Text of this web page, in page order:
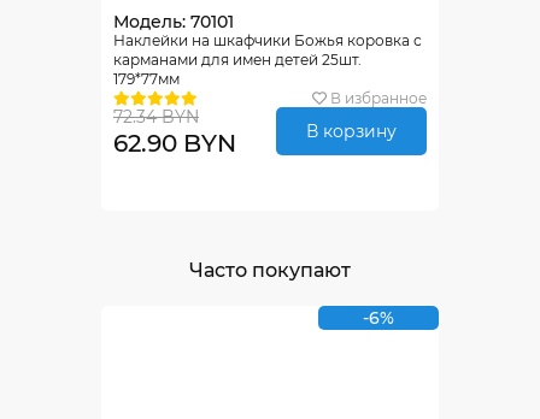
Модель: 70101
Наклейки на шкафчики Божья коровка с
карманами для имен детей 25шт.
179*77мм
В избранное
72.34 BYN
62.90 BYN В корзину
Часто покупают
-6%